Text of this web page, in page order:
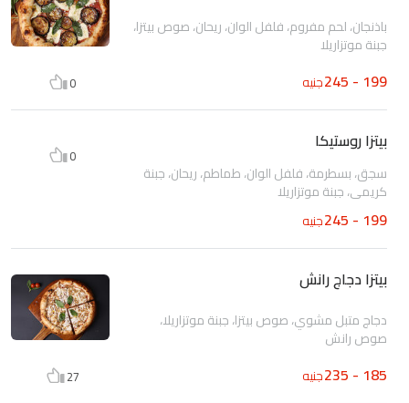
باذنجان، لحم مفروم، فلفل الوان، ريحان، صوص بيتزا،
جبنة موتزاريلا
199 - 245 جنيه 0
بيتزا روستيكا
سجق، بسطرمة، فلفل الوان، طماطم، ريحان، جبنة
كريمي، جبنة موتزاريلا
199 - 245 جنيه
0
بيتزا دجاج رانش
دجاج متبل مشوي، صوص بيتزا، جبنة موتزاريلا،
صوص رانش
185 - 235 جنيه 27